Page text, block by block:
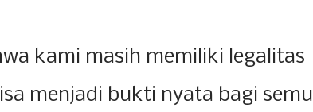
kami masih memiliki legalitas
menjadi bukti nyata bagi